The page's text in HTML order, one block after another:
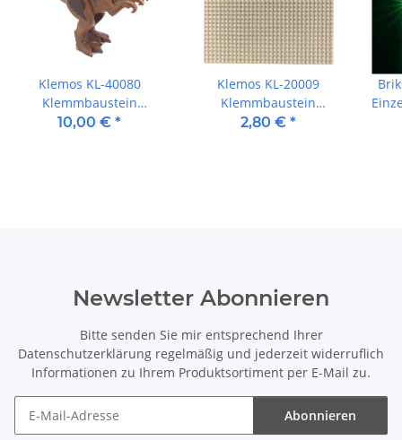
Klemos KL-40080
Klemmbaustein
Dinosaurier Stygimoloch
10,00 € *
Klemos KL-20009
Klemmbaustein
Grundplatte 32x32 Sand
2,80 € *
Newsletter Abonnieren
Bitte senden Sie mir entsprechend Ihrer
Datenschutzerklärung regelmäßig und jederzeit widerruflich
Informationen zu Ihrem Produktsortiment per E-Mail zu.
Abonnieren